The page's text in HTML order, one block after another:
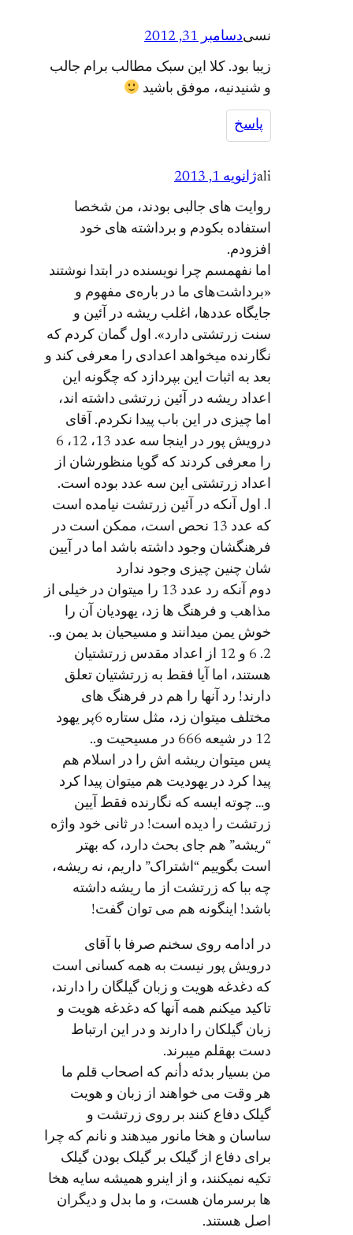
بود. کلا این سبک مطالب برام جالب
شنیدنیه، موفق باشید
های جالبی بودند، من شخصا
بکودم و برداشته های خود
نفهمسم چرا نویسنده در ابتدا نوشتند
ما در باره‌ی مفهوم و
عددها، اغلب ریشه در آئین و
زرتشتی دارد». اول گمان کردم که
میخواهد اعدادی را معرفی کند و
به اثبات این بپردازد که چگونه این
ریشه در آئین زرتشی داشته اند،
چیزی در این باب پیدا نکردم. آقای
درویش پور در اینجا سه عدد 13، 12، 6
معرفی کردند که گویا منظورشان از
زرتشتی این سه عدد بوده است.
اول آنکه در آئین زرتشت نیامده است
که عدد 13 نحص است، ممکن است در
وجود داشته باشد اما در آیین
چنین چیزی وجود ندارد
دوم آنکه رد عدد 13 را میتوان در خیلی از
و فرهنگ ها زد، یهودیان آن را
یمن میدانند و مسیحیان بد یمن و..
2. 6 و 12 از اعداد مقدس زرتشتیان
اما آیا فقط به زرتشتیان تعلق
رد آنها را هم در فرهنگ های
مختلف میتوان زد، مثل ستاره 6پر یهود
میتوان ریشه اش را در اسلام هم
کرد در یهودیت هم میتوان پیدا کرد
چوته ایسه که نگارنده فقط آیین
را دیده است! در ثانی خود واژه
هم جای بحث دارد، که بهتر
بگوییم “اشتراک” داریم، نه ریشه،
ببا که زرتشت از ما ریشه داشته
اینگونه هم می توان گفت!
ادامه روی سخنم صرفا با آقای
پور نیست به همه کسانی است
دغدغه هویت و زبان گیلگان را دارند،
میکنم همه آنها که دغدغه هویت و
گیلکان را دارند و در این ارتباط
بهقلم میبرند.
بسیار بدئه دأنم که اصحاب قلم ما
وقت می خواهند از زبان و هویت
دفاع کنند بر روی زرتشت و
و هخا مانور میدهند و نانم که چرا
دفاع از گیلک بر گیلک بودن گیلک
نمیکنند، و از اینرو همیشه سایه هخا
برسرمان هست، و ما بدل و دیگران